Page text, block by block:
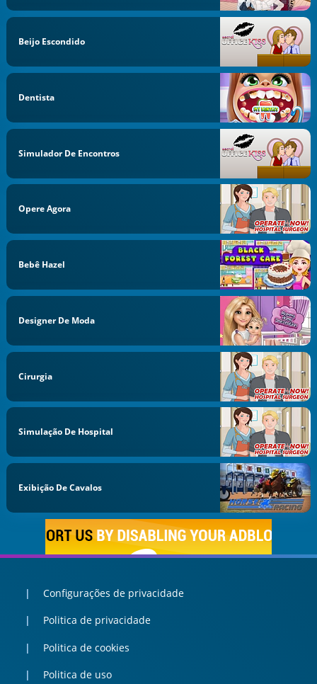
Beijo Escondido
Dentista
Simulador De Encontros
Opere Agora
Bebê Hazel
Designer De Moda
Cirurgia
Simulação De Hospital
Exibição De Cavalos
Configurações de privacidade
Politica de privacidade
Politica de cookies
Politica de uso